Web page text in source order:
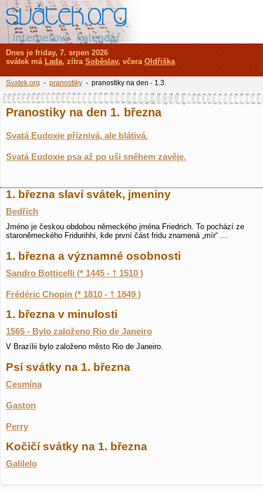
Pranostiky na den 1. března
Svatá Eudoxie příznivá, ale blátivá.
Svatá Eudoxie psa až po uši sněhem zavěje.
1. března slaví svátek, jmeniny
Bedřich
Jméno je českou obdobou německého jména Friedrich. To pochází ze
staroněmeckého Fridurihhi, kde první část fridu znamená „mír“ …
1. března a významné osobnosti
Sandro Botticelli (* 1445 - † 1510 )
Frédéric Chopin (* 1810 - † 1849 )
1. března v minulosti
1565 - Bylo založeno Rio de Janeiro
V Brazílii bylo založeno město Rio de Janeiro.
Psí svátky na 1. března
Cesmína
Gaston
Perry
Kočičí svátky na 1. března
Galilelo
Dnes je friday, 7. srpen 2026
svátek má Lada, zítra Soběslav, včera Oldřiška
Svatek.org - pranostiky - pranostiky na den - 1.3.